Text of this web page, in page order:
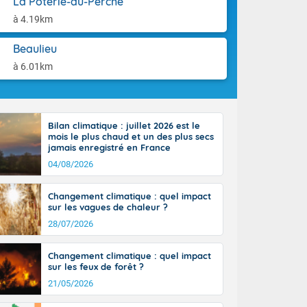
à 4.19km
Beaulieu
à 6.01km
de-
sont
sont
un peu
du pays,
du Massif
la
est le
salve
de bons
vent,
les deux
entre 11
sur les
l'intérieur
vallée de
Bilan climatique : juillet 2026 est le
mois le plus chaud et un des plus secs
jamais enregistré en France
04/08/2026
Changement climatique : quel impact
sur les vagues de chaleur ?
28/07/2026
Changement climatique : quel impact
sur les feux de forêt ?
21/05/2026